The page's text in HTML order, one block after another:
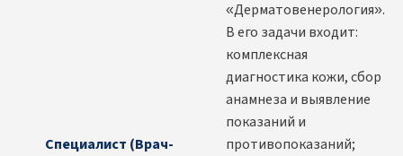
Специалист (Врач-
«Дерматовенерология».
В его задачи входит:
комплексная
диагностика кожи, сбор
анамнеза и выявление
показаний и
противопоказаний;